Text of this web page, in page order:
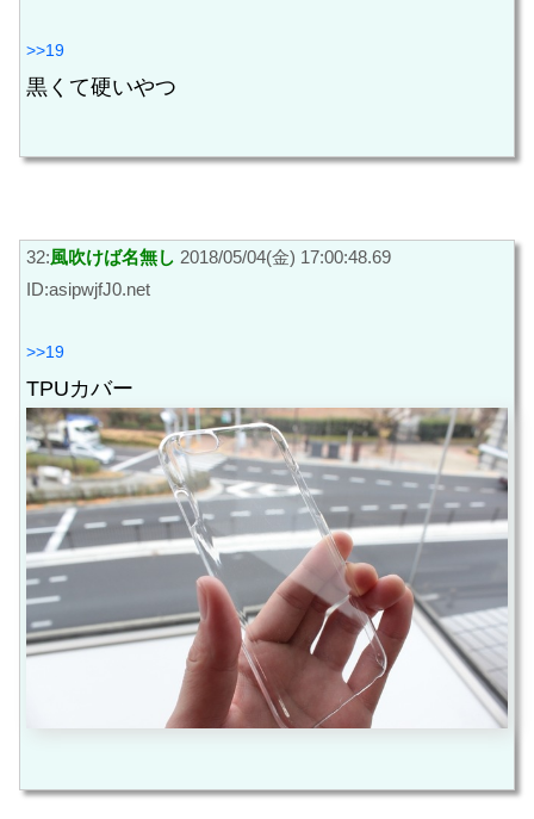
>>19
黒くて硬いやつ
32:風吹けば名無し 2018/05/04(金) 17:00:48.69
ID:asipwjfJ0.net
>>19
TPUカバー